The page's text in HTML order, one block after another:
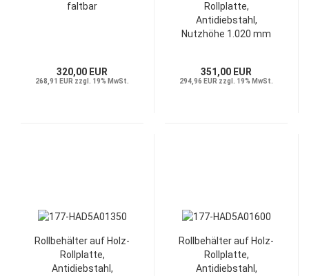
faltbar
320,00 EUR
268,91 EUR zzgl. 19% MwSt.
Rollplatte,
Antidiebstahl,
Nutzhöhe 1.020 mm
351,00 EUR
294,96 EUR zzgl. 19% MwSt.
Rollbehälter auf Holz-
Rollplatte,
Antidiebstahl,
Rollbehälter auf Holz-
Rollplatte,
Antidiebstahl,